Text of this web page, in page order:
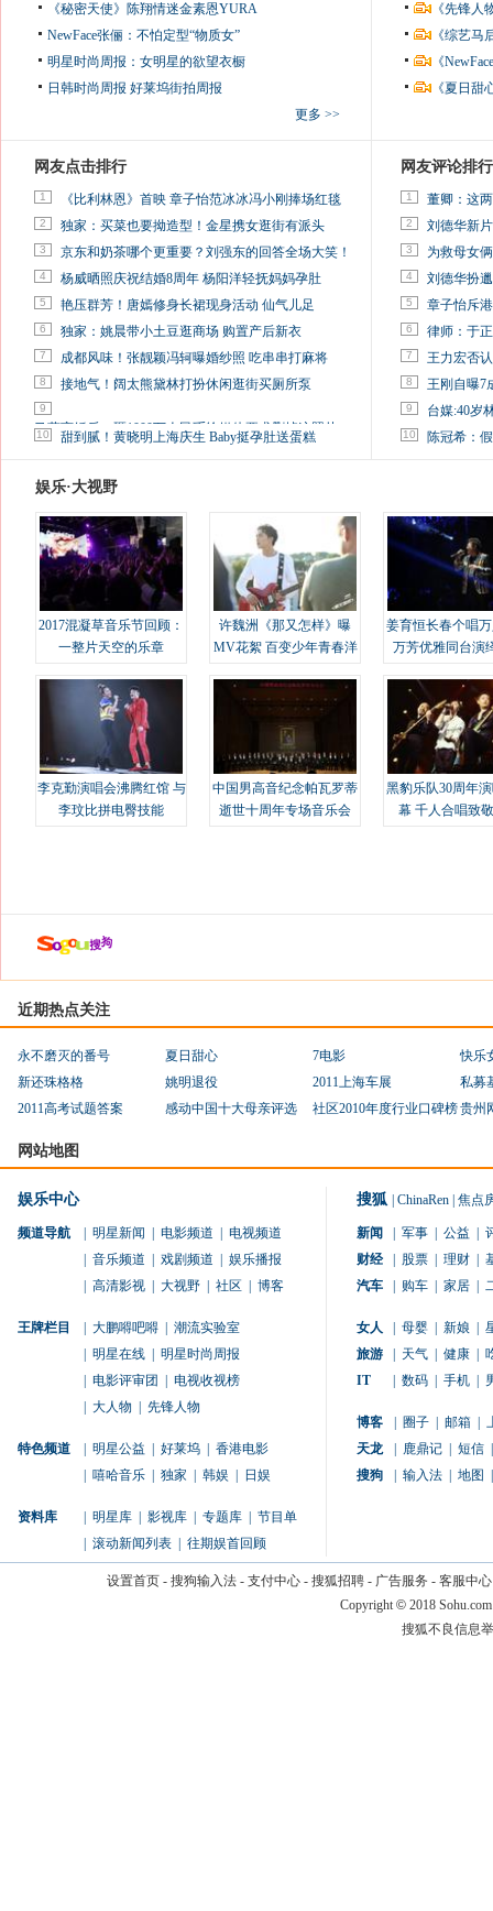
《秘密天使》陈翔情迷金素恩YURA
NewFace张俪：不怕定型“物质女”
明星时尚周报：女明星的欲望衣橱
日韩时尚周报 好莱坞街拍周报
更多 >>
《先锋
《综艺
《
《夏日
网友点击排行
1 《比利林恩》首映 章子怡范冰冰冯小刚捧场红毯
2 独家：买菜也要拗造型！金星携女逛街有派头
3 京东和奶茶哪个更重要？刘强东的回答全场大笑！
4 杨威晒照庆祝结婚8周年 杨阳洋轻抚妈妈孕肚
5 艳压群芳！唐嫣修身长裙现身活动 仙气儿足
6 独家：姚晨带小土豆逛商场 购置产后新衣
7 成都风味！张靓颖冯轲曝婚纱照 吃串串打麻将
8 接地气！阔太熊黛林打扮休闲逛街买厕所泵
9
马蓉离婚后，砸1000万人民币给媒体要求删掉这照片
10 甜到腻！黄晓明上海庆生 Baby挺孕肚送蛋糕
网友评论排行
1 董卿：这
2 刘德华新
3 为救母女
4 刘德华扮
5 章子怡斥
6 律师：于
7 王力宏否
8 王刚自曝7
9 台媒:40岁
10 陈冠希：
娱乐·大视野
2017混凝草音乐节回顾：
一整片天空的乐章
许魏洲《那又怎样》曝
MV花絮 百变少年青春洋
姜育恒长春个唱
万芳优雅同台演
李克勤演唱会沸腾红馆 与
李玟比拼电臀技能
中国男高音纪念帕瓦罗蒂
逝世十周年专场音乐会
黑豹乐队30周年
幕 千人合唱致
近期热点关注
永不磨灭的番号 夏日甜心 7电影
快乐
新还珠格格
姚明退役 2011上海车展
私募
2011高考试题答案
感动中国十大母亲评选 社区2010年度行业口碑榜贵州
网站地图
娱乐中心
频道导航 明星新闻 电影频道
电视频道
音乐频道 戏剧频道
娱乐播报
高清影视 大视野 社区 博客
王牌栏目 大鹏嘚吧嘚
潮流实验室
明星在线
明星时尚周报
电影评审团
电视收视榜
大人物 先锋人物
特色频道 明星公益 好莱坞
香港电影
嘻哈音乐 独家 韩娱 日娱
资料库 明星库 影视库 专题库
节目单
滚动新闻列表 往期娱首回顾
搜狐 ChinaRen 焦点
新闻 军事 公益
财经
股票 理财
汽车
购车 家居
女人 母婴 新娘
旅游
天气 健康
IT
数码 手机
博客 圈子 邮箱
天龙
鹿鼎记 短信
搜狗
输入法 地图
设置首页- 搜狗输入法- 支付中心- 搜狐招聘- 广告服务 - 客服中心
Copyright © 2018
搜狐不良信息